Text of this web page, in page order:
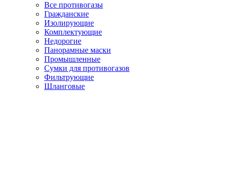
Все противогазы
Гражданские
Изолирующие
Комплектующие
Недорогие
Панорамные маски
Промышленные
Сумки для противогазов
Фильтрующие
Шланговые